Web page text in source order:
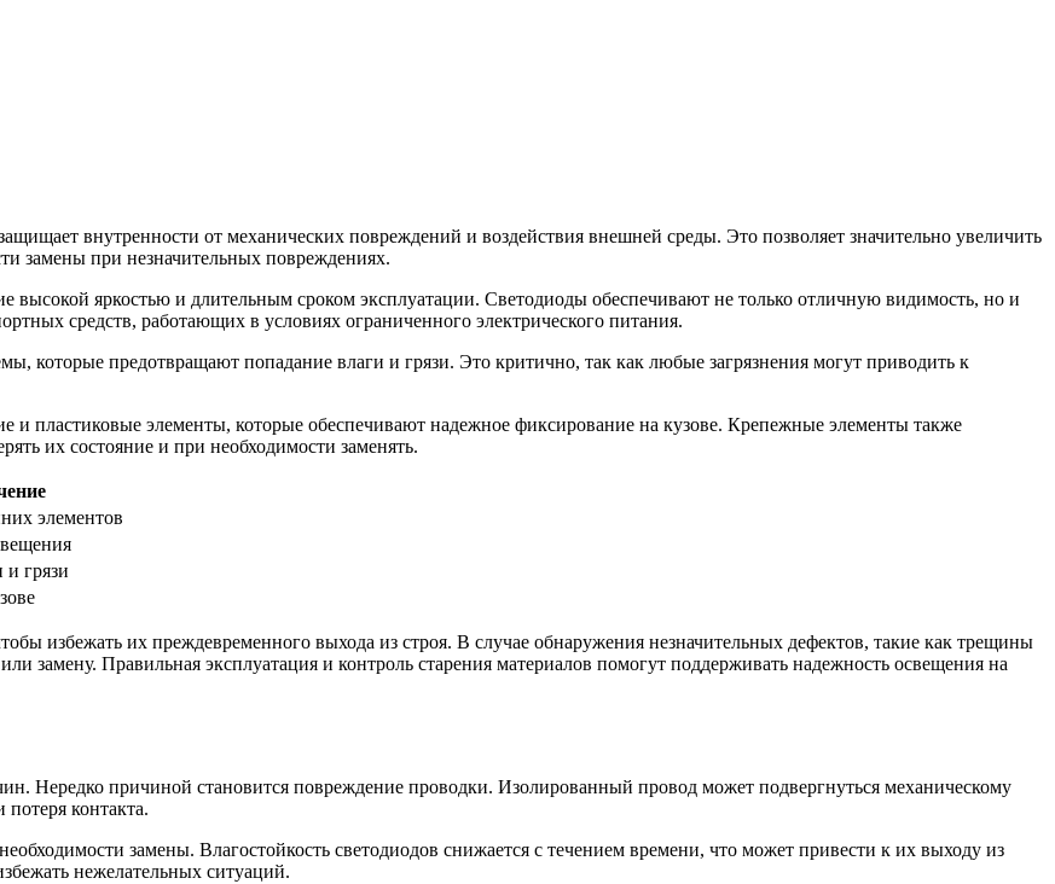
внутренности от механических повреждений и воздействия внешней среды. Это позволяет значительно увеличить
замены при незначительных повреждениях.
высокой яркостью и длительным сроком эксплуатации. Светодиоды обеспечивают не только отличную видимость, но и
средств, работающих в условиях ограниченного электрического питания.
которые предотвращают попадание влаги и грязи. Это критично, так как любые загрязнения могут приводить к
и пластиковые элементы, которые обеспечивают надежное фиксирование на кузове. Крепежные элементы также
их состояние и при необходимости заменять.
элементов
и грязи
избежать их преждевременного выхода из строя. В случае обнаружения незначительных дефектов, такие как трещины
замену. Правильная эксплуатация и контроль старения материалов помогут поддерживать надежность освещения на
Нередко причиной становится повреждение проводки. Изолированный провод может подвергнуться механическому
потеря контакта.
замены. Влагостойкость светодиодов снижается с течением времени, что может привести к их выходу из
нежелательных ситуаций.